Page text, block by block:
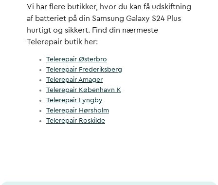
Vi har flere butikker, hvor du kan få udskiftning
af batteriet på din Samsung Galaxy S24 Plus
hurtigt og sikkert. Find din nærmeste
Telerepair butik her:
Telerepair Østerbro
Telerepair Frederiksberg
Telerepair Amager
Telerepair København K
Telerepair Lyngby
Telerepair Hørsholm
Telerepair Roskilde